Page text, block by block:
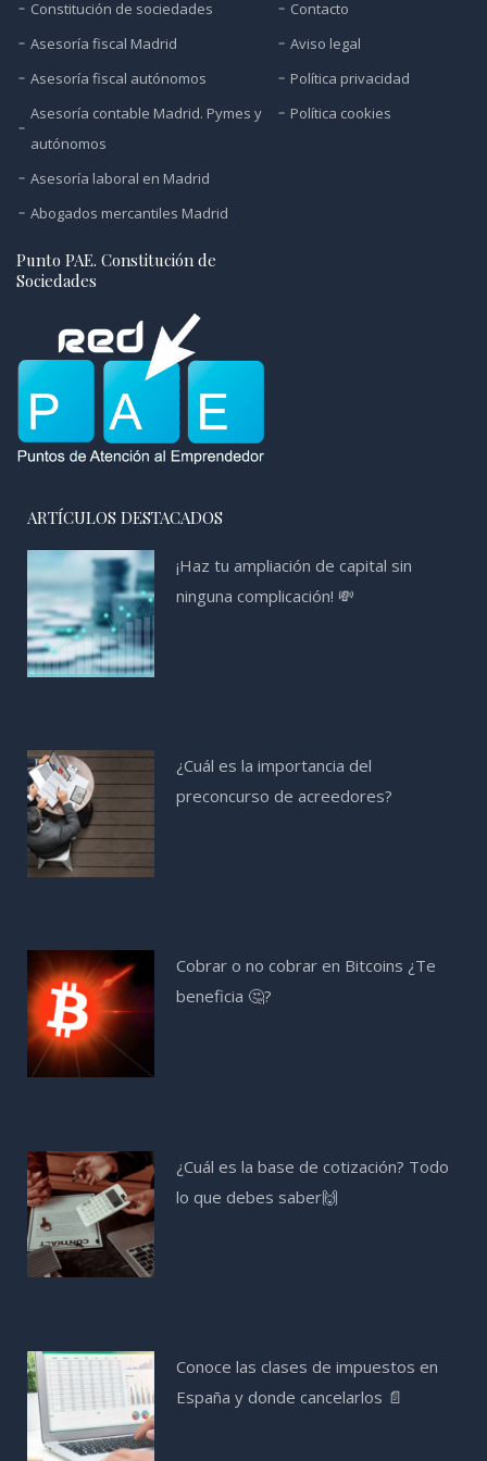
Constitución de sociedades
Asesoría fiscal Madrid
Asesoría fiscal autónomos
Asesoría contable Madrid. Pymes y
autónomos
Asesoría laboral en Madrid
Abogados mercantiles Madrid
Punto PAE. Constitución de
Sociedades
Contacto
Aviso legal
Política privacidad
Política cookies
ARTÍCULOS DESTACADOS
¡Haz tu ampliación de capital sin
ninguna complicación! 💸
¿Cuál es la importancia del
preconcurso de acreedores?
Cobrar o no cobrar en Bitcoins ¿Te
beneficia 🤔?
¿Cuál es la base de cotización? Todo
lo que debes saber🙌
Conoce las clases de impuestos en
España y donde cancelarlos 📄